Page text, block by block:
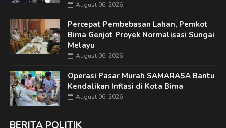
August 06, 2026
Percepat Pembebasan Lahan, Pemkot
Bima Genjot Proyek Normalisasi Sungai
Melayu
August 06, 2026
Operasi Pasar Murah SAMARASA Bantu
Kendalikan Inflasi di Kota Bima
August 06, 2026